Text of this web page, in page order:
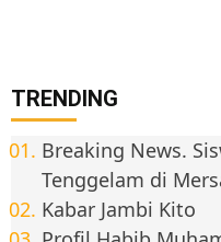
TRENDING
Breaking News.
Tenggelam di
Kabar Jambi Kito